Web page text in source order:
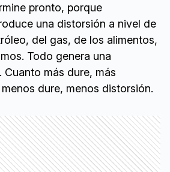
pronto, porque
una distorsión a nivel de
del gas, de los alimentos,
Todo genera una
Cuanto más dure, más
dure, menos distorsión.